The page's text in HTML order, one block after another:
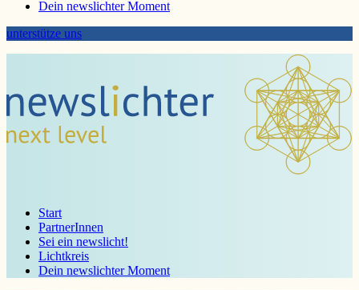
Dein newslichter Moment
unterstütze uns
Start
PartnerInnen
Sei ein newslicht!
Lichtkreis
Dein newslichter Moment